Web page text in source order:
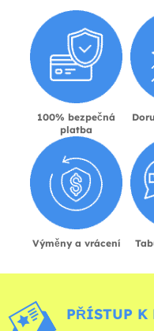
100% bezpečná
platba
Výměny a vrácení
PŘÍSTUP